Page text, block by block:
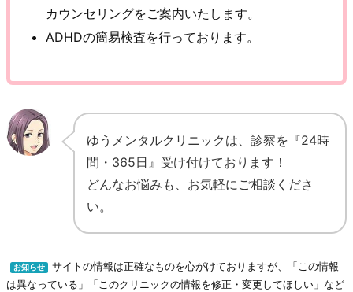
カウンセリングをご案内いたします。
ADHDの簡易検査を行っております。
ゆうメンタルクリニックは、診察を『24時
間・365日』受け付けております！
どんなお悩みも、お気軽にご相談くださ
い。
お知らせ
サイトの情報は正確なものを心がけておりますが、「この情報
は異なっている」「このクリニックの情報を修正・変更してほしい」など